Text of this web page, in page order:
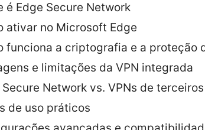
é Edge Secure Network
ativar no Microsoft Edge
funciona a criptografia e a proteção
e limitações da VPN integrada
Secure Network vs. VPNs de terceiros
de uso práticos